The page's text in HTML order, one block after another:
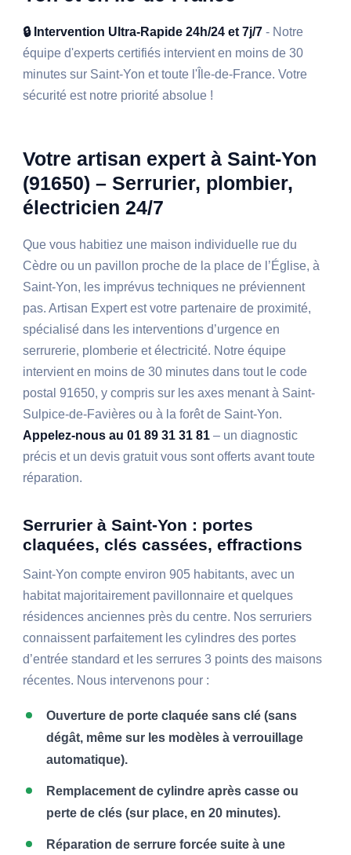
🔒 Intervention Ultra-Rapide 24h/24 et 7j/7 - Notre
équipe d'experts certifiés intervient en moins de 30
minutes sur Saint-Yon et toute l'Île-de-France. Votre
sécurité est notre priorité absolue !
Votre artisan expert à Saint-Yon
(91650) – Serrurier, plombier,
électricien 24/7
Que vous habitiez une maison individuelle rue du
Cèdre ou un pavillon proche de la place de l’Église, à
Saint-Yon, les imprévus techniques ne préviennent
pas. Artisan Expert est votre partenaire de proximité,
spécialisé dans les interventions d’urgence en
serrurerie, plomberie et électricité. Notre équipe
intervient en moins de 30 minutes dans tout le code
postal 91650, y compris sur les axes menant à Saint-
Sulpice-de-Favières ou à la forêt de Saint-Yon.
Appelez-nous au 01 89 31 31 81 – un diagnostic
précis et un devis gratuit vous sont offerts avant toute
réparation.
Serrurier à Saint-Yon : portes
claquées, clés cassées, effractions
Saint-Yon compte environ 905 habitants, avec un
habitat majoritairement pavillonnaire et quelques
résidences anciennes près du centre. Nos serruriers
connaissent parfaitement les cylindres des portes
d’entrée standard et les serrures 3 points des maisons
récentes. Nous intervenons pour :
Ouverture de porte claquée sans clé (sans
dégât, même sur les modèles à verrouillage
automatique).
Remplacement de cylindre après casse ou
perte de clés (sur place, en 20 minutes).
Réparation de serrure forcée suite à une